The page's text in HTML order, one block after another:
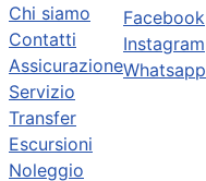
Chi siamo
Contatti
Assicurazione
Servizio
Transfer
Escursioni
Noleggio
Facebook
Instagram
Whatsapp